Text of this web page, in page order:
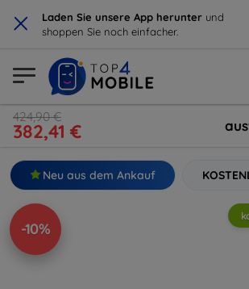
× Laden Sie unsere App herunter und
shoppen Sie noch einfacher.
424,90 €
382,41 €
Neu aus dem Ankauf
-10%